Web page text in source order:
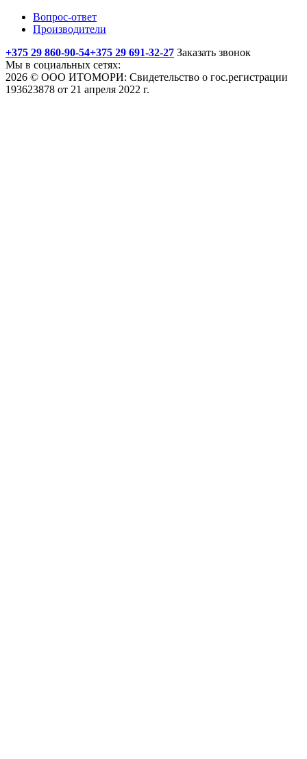
Вопрос-ответ
Производители
+375 29 860-90-54+375 29 691-32-27 Заказать звонок
Мы в социальных сетях:
2026 © ООО ИТОМОРИ: Свидетельство о гос.регистрации
193623878 от 21 апреля 2022 г.